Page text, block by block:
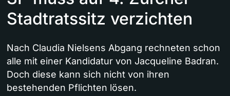
Stadtratssitz verzichten
Nach Claudia Nielsens Abgang rechneten schon
alle mit einer Kandidatur von Jacqueline Badran.
Doch diese kann sich nicht von ihren
bestehenden Pflichten lösen.